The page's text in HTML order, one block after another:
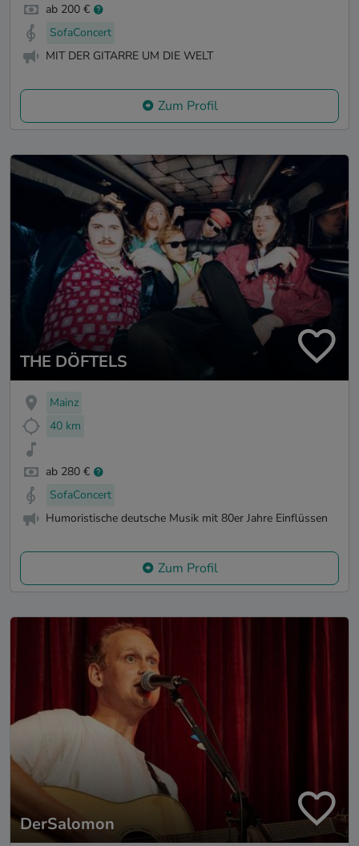
ab 200 €
SofaConcert
MIT DER GITARRE UM DIE WELT
Zum Profil
THE DÖFTELS
Mainz
40 km
ab 280 €
SofaConcert
Humoristische deutsche Musik mit 80er Jahre Einflüssen
Zum Profil
DerSalomon